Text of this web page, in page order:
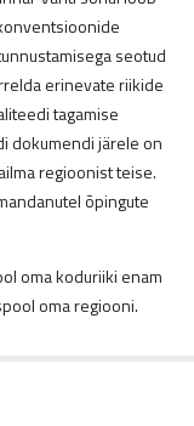
seotud
erinevate riikide
tagamise
dokumendi järele on
regioonist teise.
õpingute
oma koduriiki enam
oma regiooni.